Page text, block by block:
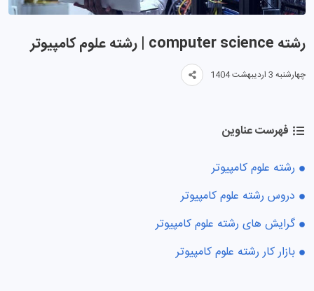
رشته computer science | رشته علوم کامپیوتر
چهارشنبه 3 اردیبهشت 1404
فهرست عناوین
رشته علوم کامپیوتر
دروس رشته علوم کامپیوتر
گرایش های رشته علوم کامپیوتر
بازار کار رشته علوم کامپیوتر